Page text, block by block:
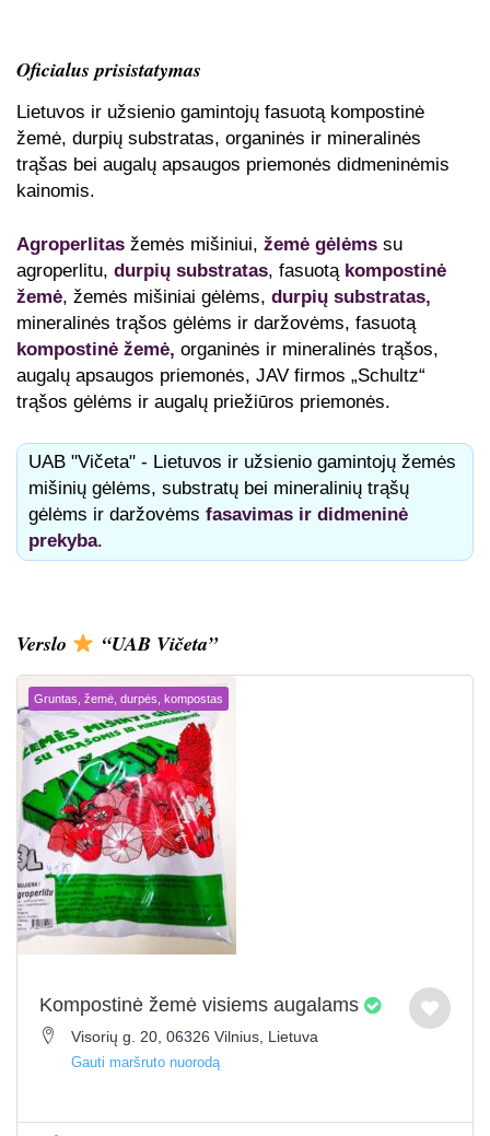
Oficialus prisistatymas
Lietuvos ir užsienio gamintojų fasuotą kompostinė
žemė, durpių substratas, organinės ir mineralinės
trąšas bei augalų apsaugos priemonės didmeninėmis
kainomis.
Agroperlitas žemės mišiniui, žemė gėlėms su
agroperlitu, durpių substratas, fasuotą kompostinė
žemė, žemės mišiniai gėlėms, durpių substratas,
mineralinės trąšos gėlėms ir daržovėms, fasuotą
kompostinė žemė, organinės ir mineralinės trąšos,
augalų apsaugos priemonės, JAV firmos „Schultz“
trąšos gėlėms ir augalų priežiūros priemonės.
UAB "Vičeta" - Lietuvos ir užsienio gamintojų žemės
mišinių gėlėms, substratų bei mineralinių trąšų
gėlėms ir daržovėms fasavimas ir didmeninė
prekyba.
Verslo “UAB Vičeta”
Gruntas, žemė, durpės, kompostas
Kompostinė žemė visiems augalams
Visorių g. 20, 06326 Vilnius, Lietuva
Gauti maršruto nuorodą